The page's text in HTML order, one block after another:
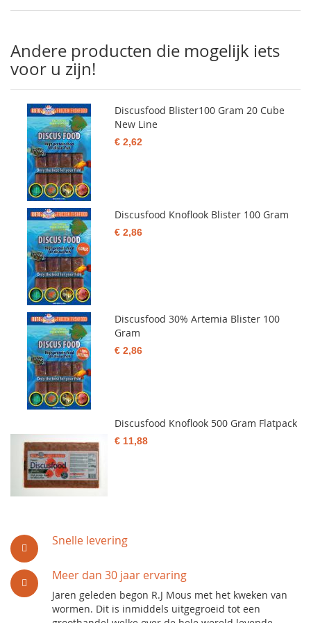
Snelle levering
Meer dan 30 jaar ervaring
Jaren geleden begon R.J Mous met het kweken van
wormen. Dit is inmiddels uitgegroeid tot een
Andere producten die mogelijk iets
voor u zijn!
Discusfood Blister100 Gram 20 Cube
New Line
€ 2,62
Discusfood Knoflook Blister 100 Gram
€ 2,86
Discusfood 30% Artemia Blister 100
Gram
€ 2,86
Discusfood Knoflook 500 Gram Flatpack
€ 11,88